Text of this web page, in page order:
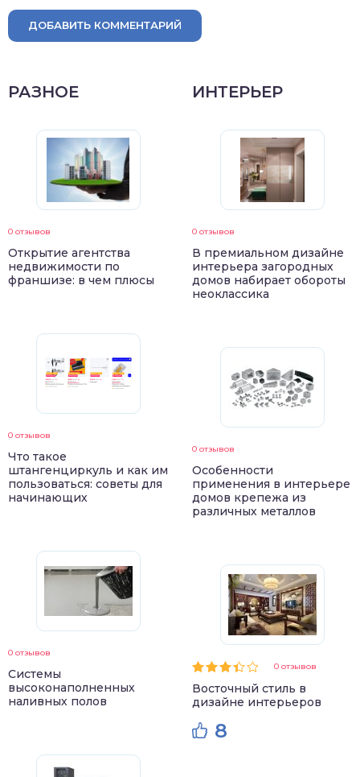
ДОБАВИТЬ КОММЕНТАРИЙ
РАЗНОЕ
0 отзывов
Открытие агентства
недвижимости по
франшизе: в чем плюсы
0 отзывов
Что такое
штангенциркуль и как им
пользоваться: советы для
начинающих
0 отзывов
Системы
высоконаполненных
наливных полов
ИНТЕРЬЕР
0 отзывов
В премиальном дизайне
интерьера загородных
домов набирает обороты
неоклассика
0 отзывов
Особенности
применения в интерьере
домов крепежа из
различных металлов
0 отзывов
Восточный стиль в
дизайне интерьеров
8